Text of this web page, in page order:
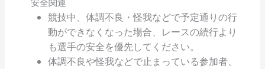
安全関連
競技中、体調不良・怪我などで予定通りの行
動ができなくなった場合、レースの続行より
も選手の安全を優先してください。
体調不良や怪我などで止まっている参加者、